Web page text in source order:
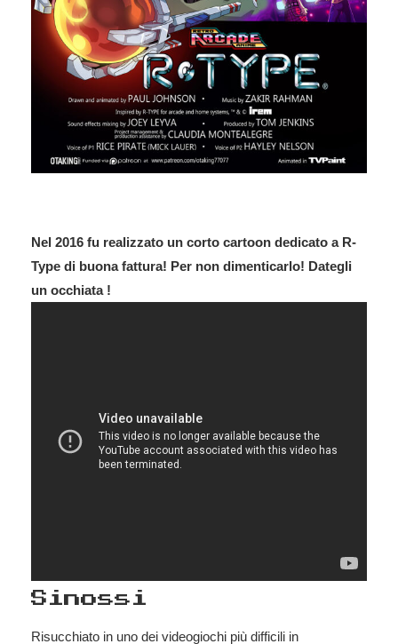
Nel 2016 fu realizzato un corto cartoon dedicato a R-
Type di buona fattura! Per non dimenticarlo! Dategli
un occhiata !
Sinossi
Risucchiato in uno dei videogiochi più difficili in